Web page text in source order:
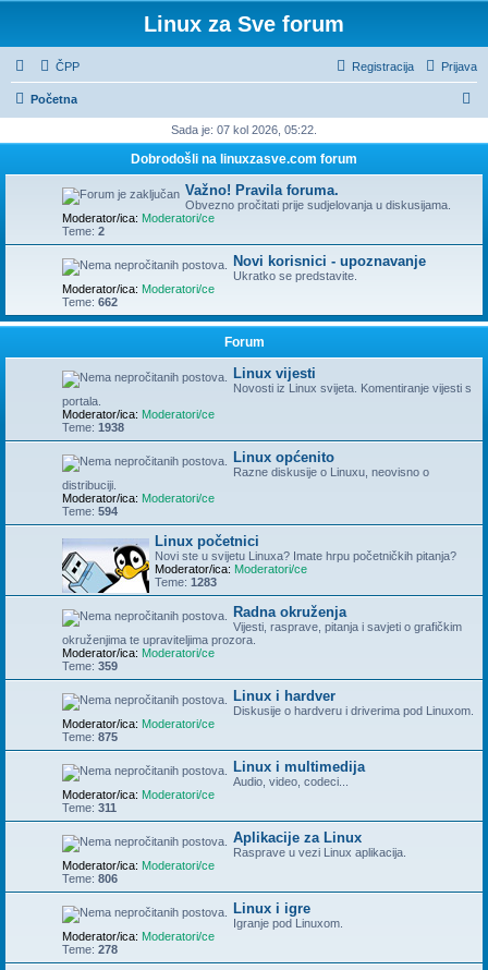
Linux za Sve forum
ČPP Prijava
Registracija
Početna
t
Sada je: 07 kol 2026, 05:22.
Dobrodošli na linuxzasve.com forum
Važno! Pravila foruma.
Obvezno pročitati prije sudjelovanja u diskusijama.
Moderator/ica: Moderatori/ce
Teme: 2
Novi korisnici - upoznavanje
Ukratko se predstavite.
Moderator/ica: Moderatori/ce
Teme: 662
Forum
Linux vijesti
Novosti iz Linux svijeta. Komentiranje vijesti s
portala.
Moderator/ica: Moderatori/ce
Teme: 1938
Linux općenito
Razne diskusije o Linuxu, neovisno o
distribuciji.
Moderator/ica: Moderatori/ce
Teme: 594
Linux početnici
Novi ste u svijetu Linuxa? Imate hrpu početničkih pitanja?
Moderator/ica: Moderatori/ce
Teme: 1283
Radna okruženja
Vijesti, rasprave, pitanja i savjeti o grafičkim
okruženjima te upraviteljima prozora.
Moderator/ica: Moderatori/ce
Teme: 359
Linux i hardver
Diskusije o hardveru i driverima pod Linuxom.
Moderator/ica: Moderatori/ce
Teme: 875
Linux i multimedija
Audio, video, codeci...
Moderator/ica: Moderatori/ce
Teme: 311
Aplikacije za Linux
Rasprave u vezi Linux aplikacija.
Moderator/ica: Moderatori/ce
Teme: 806
Linux i igre
Igranje pod Linuxom.
Moderator/ica: Moderatori/ce
Teme: 278